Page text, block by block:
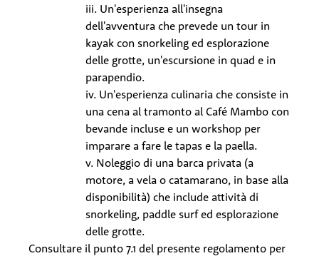
iii. Un'esperienza all'insegna
dell'avventura che prevede un tour in
kayak con snorkeling ed esplorazione
delle grotte, un'escursione in quad e in
parapendio.
iv. Un'esperienza culinaria che consiste in
una cena al tramonto al Café Mambo con
bevande incluse e un workshop per
imparare a fare le tapas e la paella.
v. Noleggio di una barca privata (a
motore, a vela o catamarano, in base alla
disponibilità) che include attività di
snorkeling, paddle surf ed esplorazione
delle grotte.
Consultare il punto 7.1 del presente regolamento per